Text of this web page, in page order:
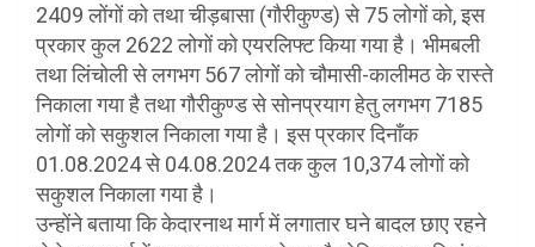
2409 लोंगों को तथा चीड़बासा (गौरीकुण्ड) से 75 लोगों को, इस
प्रकार कुल 2622 लोगों को एयरलिफ्ट किया गया है। भीमबली
तथा लिंचोली से लगभग 567 लोगों को चौमासी-कालीमठ के रास्ते
निकाला गया है तथा गौरीकुण्ड से सोनप्रयाग हेतु लगभग 7185
लोगों को सकुशल निकाला गया है। इस प्रकार दिनाँक
01.08.2024 से 04.08.2024 तक कुल 10,374 लोगों को
सकुशल निकाला गया है।
उन्होंने बताया कि केदारनाथ मार्ग में लगातार घने बादल छाए रहने